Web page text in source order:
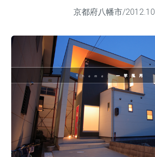
京都府八幡市/2012.10